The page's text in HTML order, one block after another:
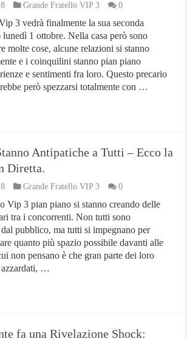
Grande Fratello VIP 3 0
3 vedrà finalmente la sua seconda
1 ottobre. Nella casa però sono
molte cose, alcune relazioni si stanno
e i coinquilini stanno pian piano
e sentimenti fra loro. Questo precario
però spezzarsi totalmente con …
Antipatiche a Tutti – Ecco la
Diretta.
Grande Fratello VIP 3 0
Vip 3 pian piano si stanno creando delle
tra i concorrenti. Non tutti sono
pubblico, ma tutti si impegnano per
quanto più spazio possibile davanti alle
non pensano è che gran parte dei loro
azzardati, …
fa una Rivelazione Shock: